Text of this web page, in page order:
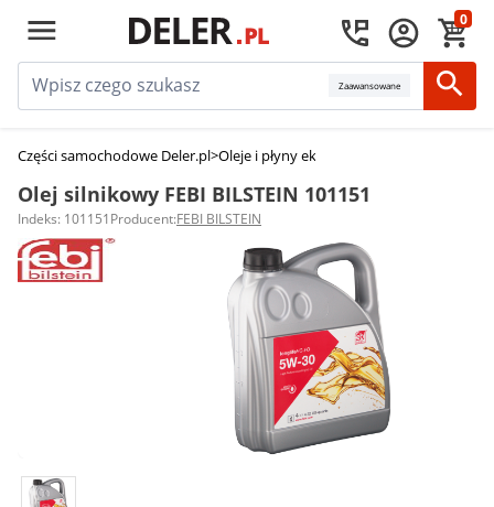
0
Zaawansowane
Części samochodowe Deler.pl>Oleje i płyny eksploatacyjne
Olej silnikowy FEBI BILSTEIN 101151
Indeks: 101151Producent:FEBI BILSTEIN